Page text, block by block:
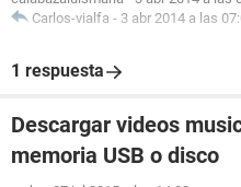
Carlos-vialfa - 3 abr 2014 a las
1 respuesta
Descargar videos
memoria USB o disco